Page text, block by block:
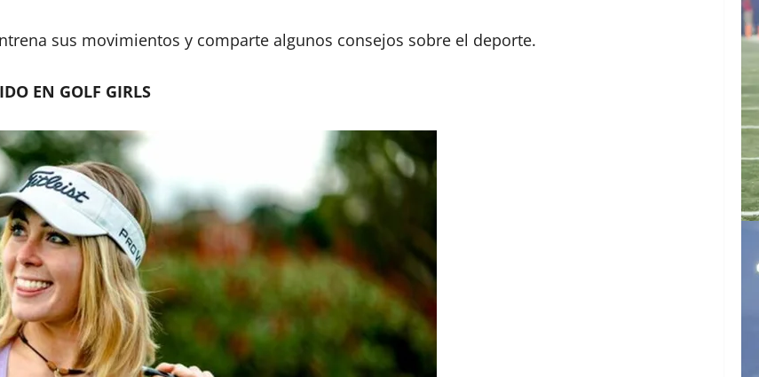
sus movimientos y comparte algunos consejos sobre el deporte.
EN GOLF GIRLS